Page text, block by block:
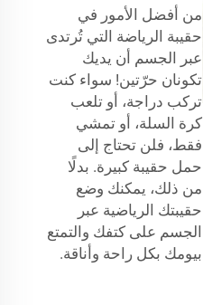
من أفضل الأمور في
حقيبة الرياضة التي تُرتدى
عبر الجسم أن يديك
تكونان حرّتين! سواء كنت
تركب دراجة، أو تلعب
كرة السلة، أو تمشي
فقط، فلن تحتاج إلى
حمل حقيبة كبيرة. بدلًا
من ذلك، يمكنك وضع
حقيبتك الرياضية عبر
الجسم على كتفك والتمتع
بيومك بكل راحة وأناقة.